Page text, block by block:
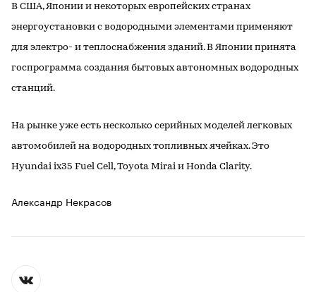
В США, Японии и некоторых европейских странах
энергоустановки с водородными элементами применяют
для электро- и теплоснабжения зданий. В Японии принята
госпрограмма создания бытовых автономных водородных
станций.
На рынке уже есть несколько серийных моделей легковых
автомобилей на водородных топливных ячейках. Это
Hyundai ix35 Fuel Cell, Toyota Mirai и Honda Clarity.
Александр Некрасов